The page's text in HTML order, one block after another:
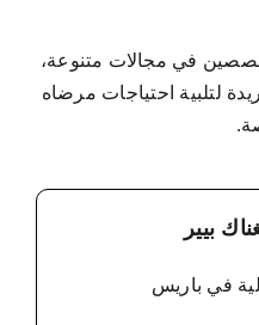
في مجالات متنوعة،
لتلبية احتياجات مرضاه
بيير
في باريس